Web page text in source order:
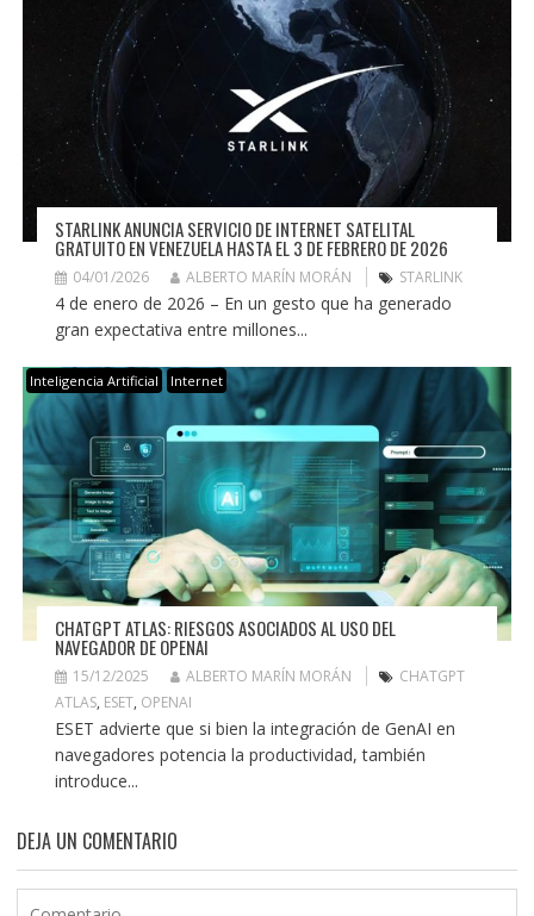
STARLINK ANUNCIA SERVICIO DE INTERNET SATELITAL
GRATUITO EN VENEZUELA HASTA EL 3 DE FEBRERO DE 2026
04/01/2026 ALBERTO MARÍN MORÁN STARLINK
4 de enero de 2026 – En un gesto que ha generado
gran expectativa entre millones...
Inteligencia Artificial Internet
CHATGPT ATLAS: RIESGOS ASOCIADOS AL USO DEL
NAVEGADOR DE OPENAI
15/12/2025 ALBERTO MARÍN MORÁN
CHATGPT
ATLAS, ESET, OPENAI
ESET advierte que si bien la integración de GenAI en
navegadores potencia la productividad, también
introduce...
DEJA UN COMENTARIO